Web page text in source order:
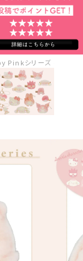
Pinkシリーズ ダイカ